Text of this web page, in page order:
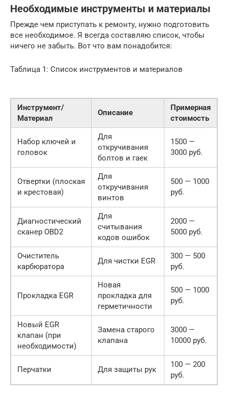
Необходимые инструменты и материалы
Прежде чем приступать к ремонту, нужно подготовить
все необходимое. Я всегда составляю список, чтобы
ничего не забыть. Вот что вам понадобится:
Таблица 1: Список инструментов и материалов
Инструмент/
Материал
Описание
Примерная
стоимость
Набор ключей и
головок
Для
откручивания
болтов и гаек
1500 —
3000 руб.
Отвертки (плоская
и крестовая)
Для
откручивания
винтов
500 — 1000
руб.
Диагностический
сканер OBD2
Для
считывания
кодов ошибок
2000 —
5000 руб.
Очиститель
карбюратора
Для чистки EGR
300 — 500
руб.
Прокладка EGR
Новая
прокладка для
герметичности
500 — 1000
руб.
Новый EGR
клапан (при
необходимости)
Замена старого
клапана
3000 —
10000 руб.
Перчатки Для защиты рук
100 — 200
руб.